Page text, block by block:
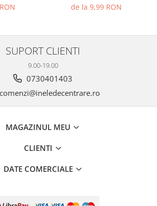
de la 9,99 RON
SUPORT CLIENTI
9.00-19.00
0730401403
comenzi@ineledecentrare.ro
MAGAZINUL MEU
CLIENTI
DATE COMERCIALE